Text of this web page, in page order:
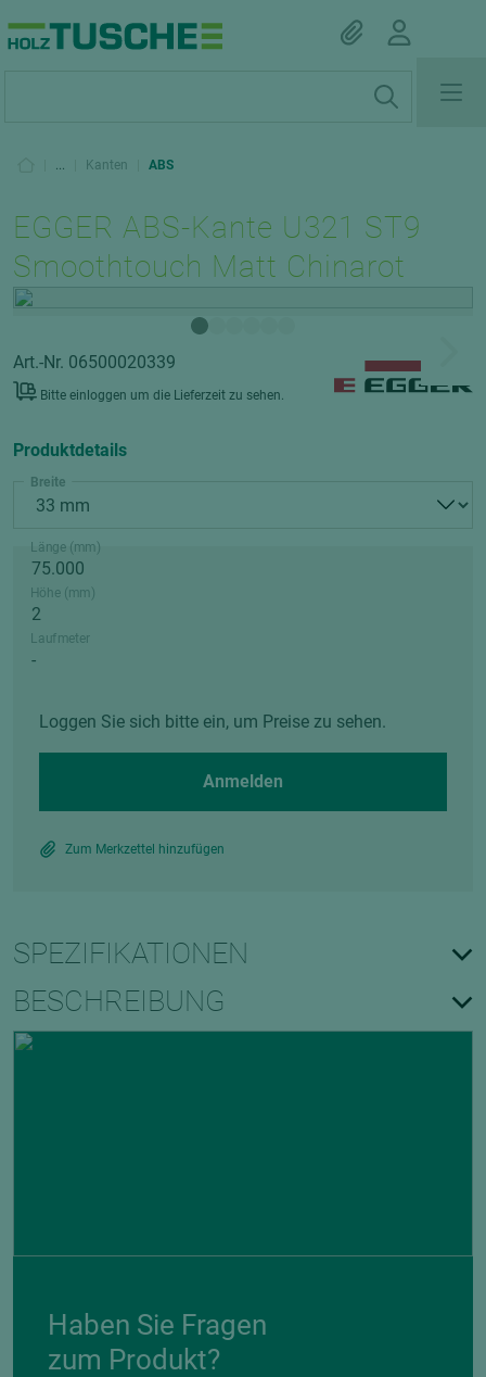
... Kanten ABS
EGGER ABS-Kante U321 ST9
Smoothtouch Matt Chinarot
Art.-Nr. 06500020339
Bitte einloggen um die Lieferzeit zu sehen.
Produktdetails
Breite
Länge (mm)
Höhe (mm)
Laufmeter
Loggen Sie sich bitte ein, um Preise zu sehen.
Anmelden
Zum Merkzettel hinzufügen
SPEZIFIKATIONEN
BESCHREIBUNG
Haben Sie Fragen
zum Produkt?